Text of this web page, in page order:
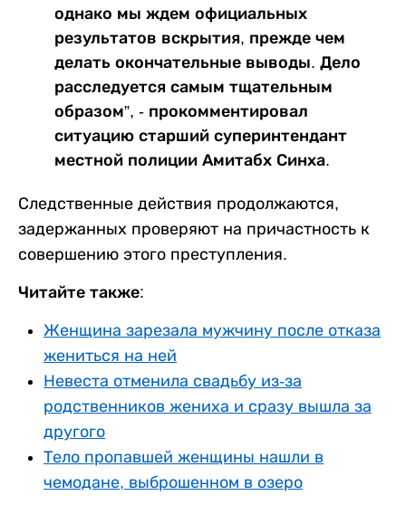
однако мы ждем официальных
результатов вскрытия, прежде чем
делать окончательные выводы. Дело
расследуется самым тщательным
образом”, - прокомментировал
ситуацию старший суперинтендант
местной полиции Амитабх Синха.
Следственные действия продолжаются,
задержанных проверяют на причастность к
совершению этого преступления.
Читайте также:
Женщина зарезала мужчину после отказа
жениться на ней
Невеста отменила свадьбу из-за
родственников жениха и сразу вышла за
другого
Тело пропавшей женщины нашли в
чемодане, выброшенном в озеро